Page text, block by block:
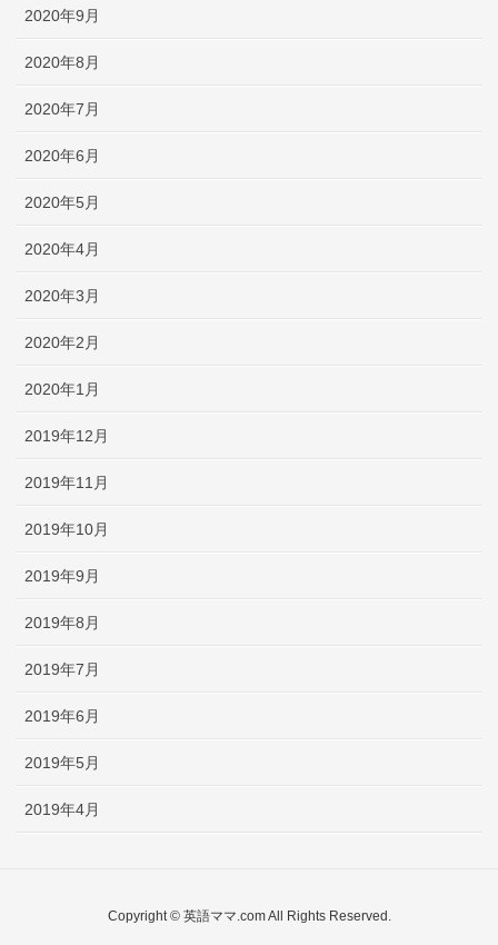
2020年9月
2020年8月
2020年7月
2020年6月
2020年5月
2020年4月
2020年3月
2020年2月
2020年1月
2019年12月
2019年11月
2019年10月
2019年9月
2019年8月
2019年7月
2019年6月
2019年5月
2019年4月
Copyright © 英語ママ.com All Rights Reserved.